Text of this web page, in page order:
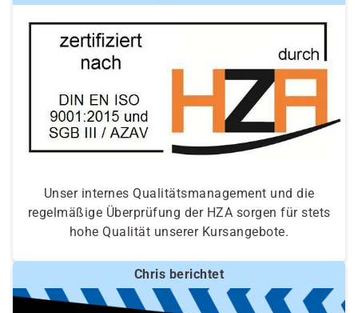
Unser internes Qualitätsmanagement und die
regelmäßige Überprüfung der HZA sorgen für stets
hohe Qualität unserer Kursangebote.
Chris berichtet